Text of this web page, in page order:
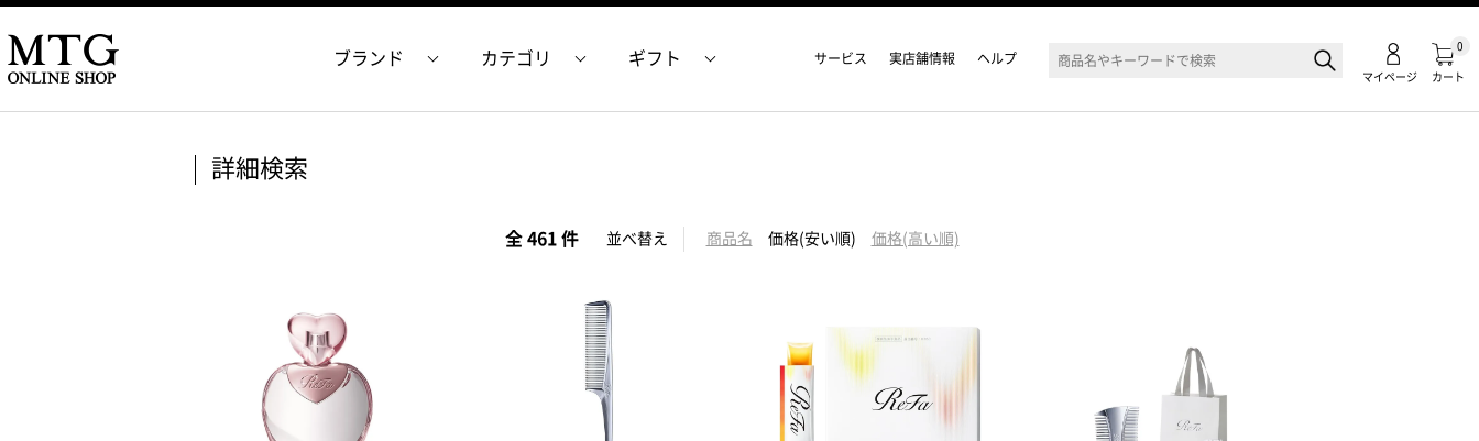
カート
0
マイページ
ブランド カテゴリ ギフト サービス 実店舗情報 ヘルプ
詳細検索
全 461 件 並べ替え 商品名 価格(安い順) 価格(高い順)